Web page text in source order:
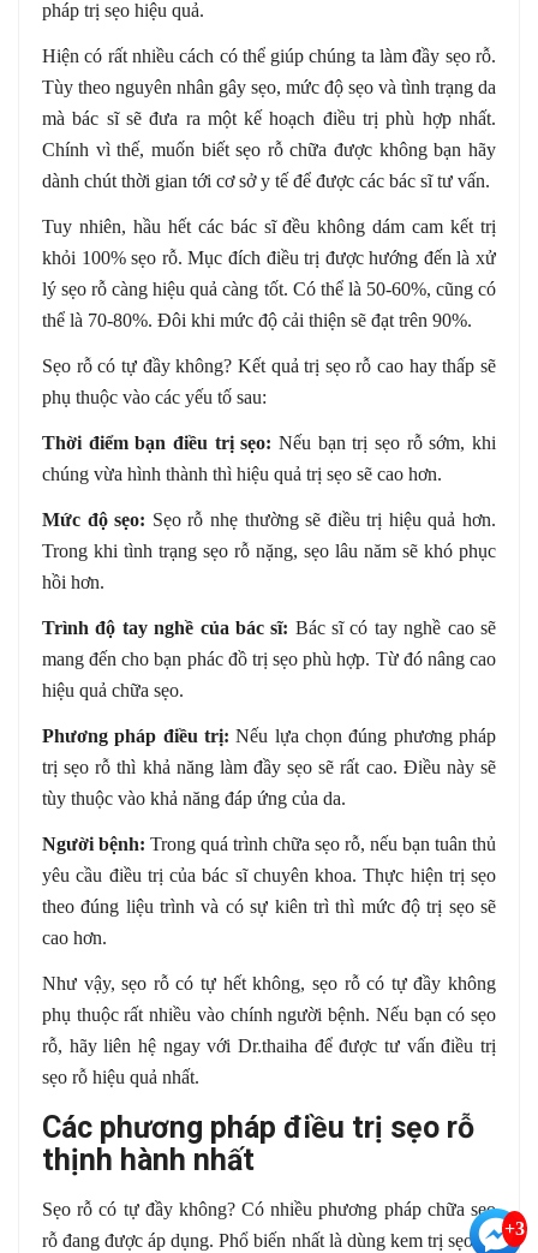
pháp trị sẹo hiệu quả.
Hiện có rất nhiều cách có thể giúp chúng ta làm đầy sẹo rỗ.
Tùy theo nguyên nhân gây sẹo, mức độ sẹo và tình trạng da
mà bác sĩ sẽ đưa ra một kế hoạch điều trị phù hợp nhất.
Chính vì thế, muốn biết sẹo rỗ chữa được không bạn hãy
dành chút thời gian tới cơ sở y tế để được các bác sĩ tư vấn.
Tuy nhiên, hầu hết các bác sĩ đều không dám cam kết trị
khỏi 100% sẹo rỗ. Mục đích điều trị được hướng đến là xử
lý sẹo rỗ càng hiệu quả càng tốt. Có thể là 50-60%, cũng có
thể là 70-80%. Đôi khi mức độ cải thiện sẽ đạt trên 90%.
Sẹo rỗ có tự đầy không? Kết quả trị sẹo rỗ cao hay thấp sẽ
phụ thuộc vào các yếu tố sau:
Thời điểm bạn điều trị sẹo: Nếu bạn trị sẹo rỗ sớm, khi
chúng vừa hình thành thì hiệu quả trị sẹo sẽ cao hơn.
Mức độ sẹo: Sẹo rỗ nhẹ thường sẽ điều trị hiệu quả hơn.
Trong khi tình trạng sẹo rỗ nặng, sẹo lâu năm sẽ khó phục
hồi hơn.
Trình độ tay nghề của bác sĩ: Bác sĩ có tay nghề cao sẽ
mang đến cho bạn phác đồ trị sẹo phù hợp. Từ đó nâng cao
hiệu quả chữa sẹo.
Phương pháp điều trị: Nếu lựa chọn đúng phương pháp
trị sẹo rỗ thì khả năng làm đầy sẹo sẽ rất cao. Điều này sẽ
tùy thuộc vào khả năng đáp ứng của da.
Người bệnh: Trong quá trình chữa sẹo rỗ, nếu bạn tuân thủ
yêu cầu điều trị của bác sĩ chuyên khoa. Thực hiện trị sẹo
theo đúng liệu trình và có sự kiên trì thì mức độ trị sẹo sẽ
cao hơn.
Như vậy, sẹo rỗ có tự hết không, sẹo rỗ có tự đầy không
phụ thuộc rất nhiều vào chính người bệnh. Nếu bạn có sẹo
rỗ, hãy liên hệ ngay với Dr.thaiha để được tư vấn điều trị
sẹo rỗ hiệu quả nhất.
Các phương pháp điều trị sẹo rỗ
thịnh hành nhất
Sẹo rỗ có tự đầy không? Có nhiều phương pháp chữa sẹo
rỗ đang được áp dụng. Phổ biến nhất là dùng kem trị sẹo để
+3